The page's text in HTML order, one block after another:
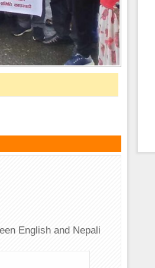
English and Nepali